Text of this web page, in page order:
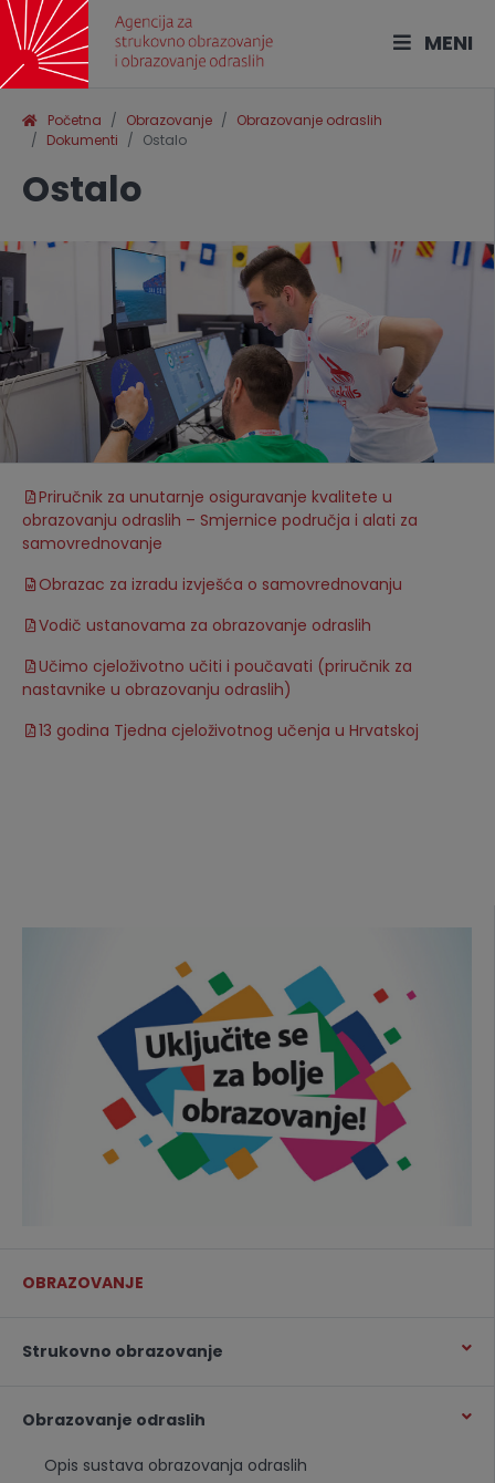
MENI
Početna Obrazovanje
Obrazovanje odraslih
Dokumenti
Ostalo
Ostalo
Priručnik za unutarnje osiguravanje kvalitete u
obrazovanju odraslih – Smjernice područja i alati za
samovrednovanje
Obrazac za izradu izvješća o samovrednovanju
Vodič ustanovama za obrazovanje odraslih
Učimo cjeloživotno učiti i poučavati (priručnik za
nastavnike u obrazovanju odraslih)
13 godina Tjedna cjeloživotnog učenja u Hrvatskoj
OBRAZOVANJE
Strukovno obrazovanje
Obrazovanje odraslih
Opis sustava obrazovanja odraslih